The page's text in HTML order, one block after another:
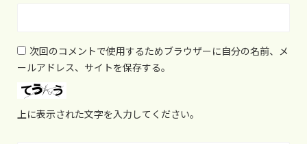
次回のコメントで使用するためブラウザーに自分の名前、メ
ールアドレス、サイトを保存する。
上に表示された文字を入力してください。